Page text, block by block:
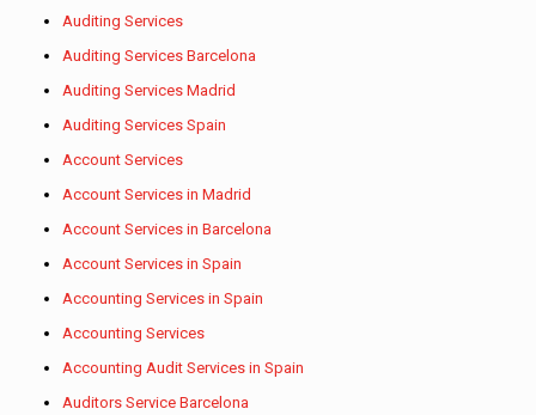
Auditing Services
Auditing Services Barcelona
Auditing Services Madrid
Auditing Services Spain
Account Services
Account Services in Madrid
Account Services in Barcelona
Account Services in Spain
Accounting Services in Spain
Accounting Services
Accounting Audit Services in Spain
Auditors Service Barcelona